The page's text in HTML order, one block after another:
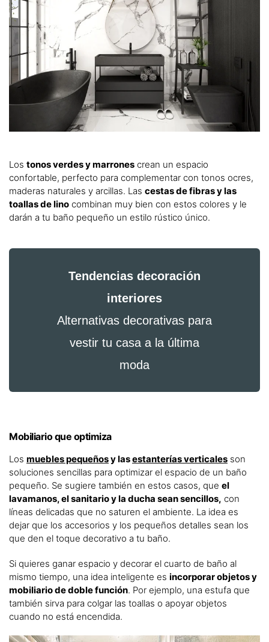
Los tonos verdes y marrones crean un espacio
confortable, perfecto para complementar con tonos ocres,
maderas naturales y arcillas. Las cestas de fibras y las
toallas de lino combinan muy bien con estos colores y le
darán a tu baño pequeño un estilo rústico único.
Tendencias decoración
interiores
Alternativas decorativas para
vestir tu casa a la última
moda
Mobiliario que optimiza
Los muebles pequeñosy lasestanterías verticales son
soluciones sencillas para optimizar el espacio de un baño
pequeño. Se sugiere también en estos casos, que el
lavamanos, el sanitario y la ducha sean sencillos, con
líneas delicadas que no saturen el ambiente. La idea es
dejar que los accesorios y los pequeños detalles sean los
que den el toque decorativo a tu baño.
Si quieres ganar espacio y decorar el cuarto de baño al
mismo tiempo, una idea inteligente es incorporar objetos y
mobiliario de doble función. Por ejemplo, una estufa que
también sirva para colgar las toallas o apoyar objetos
cuando no está encendida.